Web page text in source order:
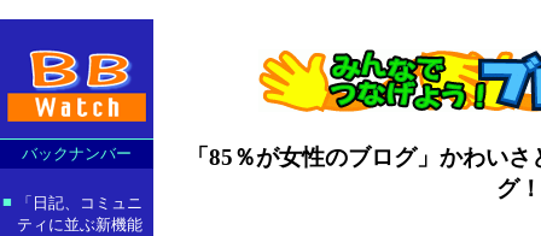
バックナンバー
■
「日記、コミュニ
ティに並ぶ新機能
「85％が女性のブログ」かわい
グ